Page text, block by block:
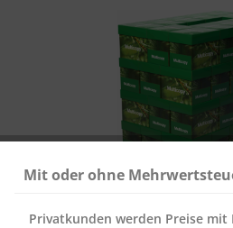
Mit oder ohne
Privatkunden werden Preise